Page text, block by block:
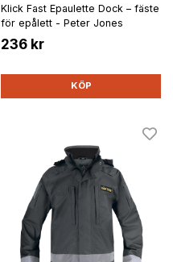
Klick Fast Epaulette Dock – fäste
för epålett - Peter Jones
236 kr
KÖP